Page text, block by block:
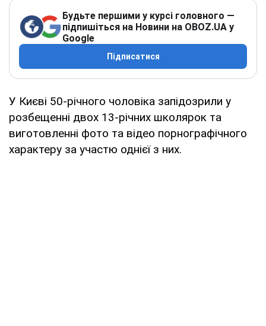
Будьте першими у курсі головного —
підпишіться на Новини на OBOZ.UA у
Google
Підписатися
У Києві 50-річного чоловіка запідозрили у
розбещенні двох 13-річних школярок та
виготовленні фото та відео порнографічного
характеру за участю однієї з них.